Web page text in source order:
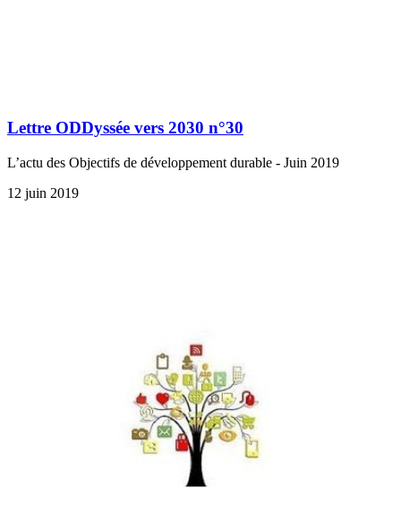
Lettre ODDyssée vers 2030 n°30
L’actu des Objectifs de développement durable - Juin 2019
12 juin 2019